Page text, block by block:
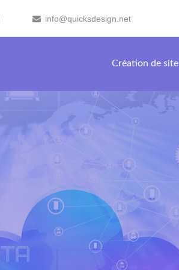
info@quicksdesign.net
Création de site